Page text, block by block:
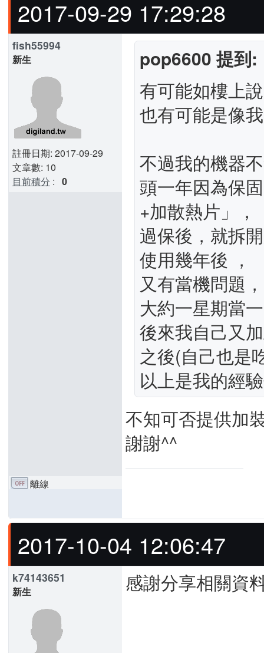
2017-09-29 17:29:28
fish55994
新生
註冊日期: 2017-09-29
文章數: 10
目前積分 : 0
pop6600 提到:
有可能如樓上
也有可能是像
不過我的機器
頭一年因為保
+加散熱片」，
過保後，就拆
使用幾年後 ，
又有當機問題，
大約一星期當
後來我自己又
之後(自己也是
以上是我的經
不知可否提供加
謝謝^^
離線
2017-10-04 12:06:47
k74143651
新生 感謝分享相關資